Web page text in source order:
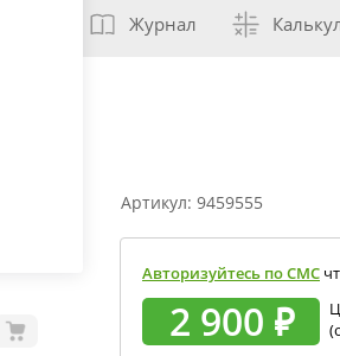
Журнал
перегонка спирта-сырца
сахара глюкозой (декстрозой)
абсолютного спирта и отбора
Артикул: 9459555
Авторизуйтесь по СМС
2 900 ₽